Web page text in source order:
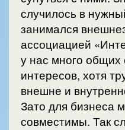
случилось в
занимался
ассоциацией
у нас много общих
интересов, хотя
внешне и
Зато для бизнеса
совместимы. Так